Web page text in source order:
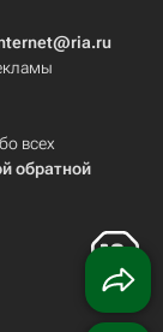
всех
обратной